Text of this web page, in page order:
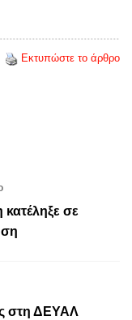
Εκτυπώστε το άρθρο
κατέληξε σε
στη ΔΕΥΑΛ